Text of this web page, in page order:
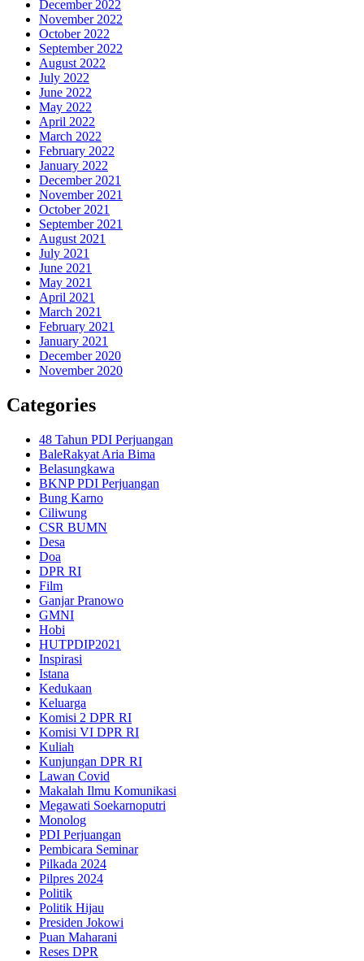
December 2022
November 2022
October 2022
September 2022
August 2022
July 2022
June 2022
May 2022
April 2022
March 2022
February 2022
January 2022
December 2021
November 2021
October 2021
September 2021
August 2021
July 2021
June 2021
May 2021
April 2021
March 2021
February 2021
January 2021
December 2020
November 2020
Categories
48 Tahun PDI Perjuangan
BaleRakyat Aria Bima
Belasungkawa
BKNP PDI Perjuangan
Bung Karno
Ciliwung
CSR BUMN
Desa
Doa
DPR RI
Film
Ganjar Pranowo
GMNI
Hobi
HUTPDIP2021
Inspirasi
Istana
Kedukaan
Keluarga
Komisi 2 DPR RI
Komisi VI DPR RI
Kuliah
Kunjungan DPR RI
Lawan Covid
Makalah Ilmu Komunikasi
Megawati Soekarnoputri
Monolog
PDI Perjuangan
Pembicara Seminar
Pilkada 2024
Pilpres 2024
Politik
Politik Hijau
Presiden Jokowi
Puan Maharani
Reses DPR